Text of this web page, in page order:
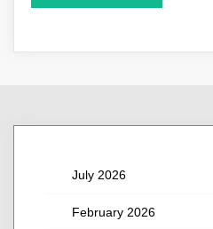
July 2026
February 2026